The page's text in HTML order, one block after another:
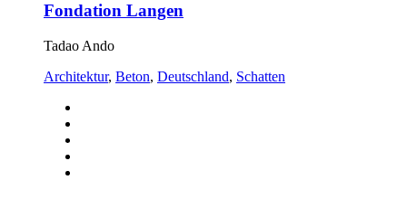
Fondation Langen
Tadao Ando
Architektur, Beton, Deutschland, Schatten